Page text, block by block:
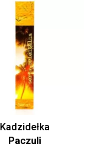
Kadzidełka
Paczuli